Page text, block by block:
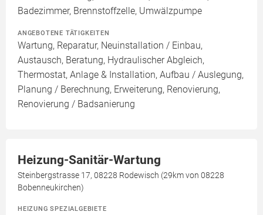
Badezimmer, Brennstoffzelle, Umwälzpumpe
ANGEBOTENE TÄTIGKEITEN
Wartung, Reparatur, Neuinstallation / Einbau,
Austausch, Beratung, Hydraulischer Abgleich,
Thermostat, Anlage & Installation, Aufbau / Auslegung,
Planung / Berechnung, Erweiterung, Renovierung,
Renovierung / Badsanierung
Heizung-Sanitär-Wartung
Steinbergstrasse 17, 08228 Rodewisch (29km von 08228
Bobenneukirchen)
HEIZUNG SPEZIALGEBIETE